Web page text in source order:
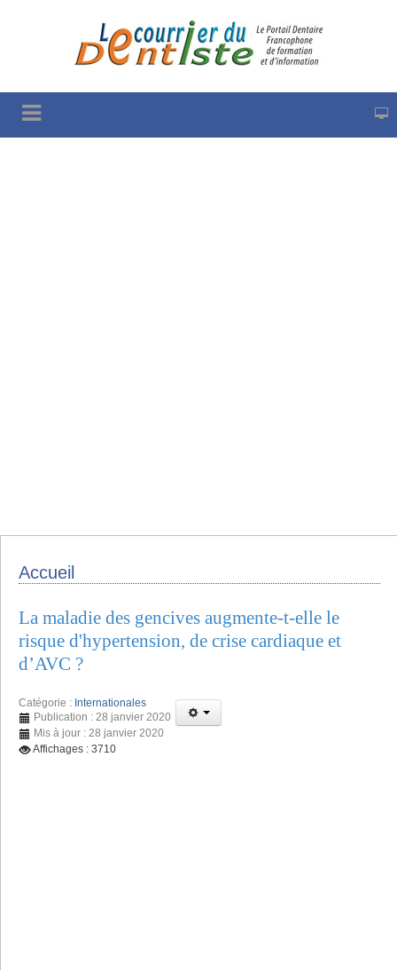
Accueil
La maladie des gencives augmente-t-elle le
risque d'hypertension, de crise cardiaque et
d’AVC ?
Catégorie : Internationales
Publication : 28 janvier 2020
Mis à jour : 28 janvier 2020
Affichages : 3710